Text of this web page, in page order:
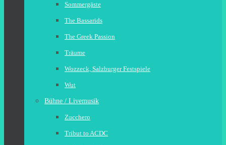
Sommergäste
The Bassarids
The Greek Passion
Träume
Wozzeck, Salzburger Festspiele
Wut
Bühne / Livemusik
Zucchero
Tribut to ACDC